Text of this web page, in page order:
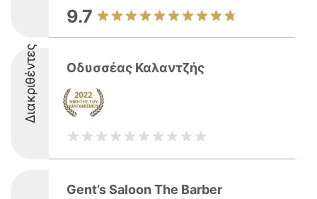
9.7
Διακριθέντες Οδυσσέας Καλαντζής
Gent’s Saloon The Barber